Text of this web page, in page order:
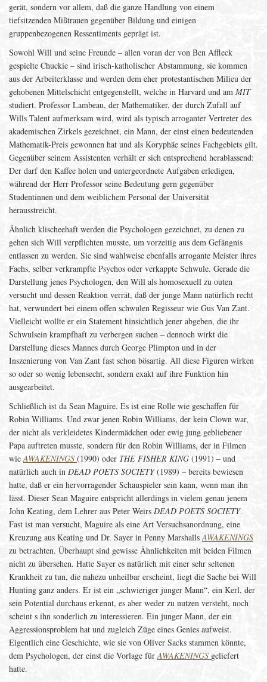
gerät, sondern vor allem, daß die ganze Handlung von einem
tiefsitzenden Mißtrauen gegenüber Bildung und einigen
gruppenbezogenen Ressentiments geprägt ist.
Sowohl Will und seine Freunde – allen voran der von Ben Affleck
gespielte Chuckie – sind irisch-katholischer Abstammung, sie kommen
aus der Arbeiterklasse und werden dem eher protestantischen Milieu der
gehobenen Mittelschicht entgegenstellt, welche in Harvard und am MIT
studiert. Professor Lambeau, der Mathematiker, der durch Zufall auf
Wills Talent aufmerksam wird, wird als typisch arroganter Vertreter des
akademischen Zirkels gezeichnet, ein Mann, der einst einen bedeutenden
Mathematik-Preis gewonnen hat und als Koryphäe seines Fachgebiets gilt.
Gegenüber seinem Assistenten verhält er sich entsprechend herablassend:
Der darf den Kaffee holen und untergeordnete Aufgaben erledigen,
während der Herr Professor seine Bedeutung gern gegenüber
Studentinnen und dem weiblichem Personal der Universität
herausstreicht.
Ähnlich klischeehaft werden die Psychologen gezeichnet, zu denen zu
gehen sich Will verpflichten musste, um vorzeitig aus dem Gefängnis
entlassen zu werden. Sie sind wahlweise ebenfalls arrogante Meister ihres
Fachs, selber verkrampfte Psychos oder verkappte Schwule. Gerade die
Darstellung jenes Psychologen, den Will als homosexuell zu outen
versucht und dessen Reaktion verrät, daß der junge Mann natürlich recht
hat, verwundert bei einem offen schwulen Regisseur wie Gus Van Zant.
Vielleicht wollte er ein Statement hinsichtlich jener abgeben, die ihr
Schwulsein krampfhaft zu verbergen suchen – dennoch wirkt die
Darstellung dieses Mannes durch George Plimpton und in der
Inszenierung von Van Zant fast schon bösartig. All diese Figuren wirken
so oder so wenig lebensecht, sondern exakt auf ihre Funktion hin
ausgearbeitet.
Schließlich ist da Sean Maguire. Es ist eine Rolle wie geschaffen für
Robin Williams. Und zwar jenen Robin Williams, der kein Clown war,
der nicht als verkleidetes Kindermädchen oder ewig jung gebliebener
Papa auftreten musste, sondern für den Robin Williams, der in Filmen
wieAWAKENINGS (1990) oder THE FISHER KING (1991) – und
natürlich auch in DEAD POETS SOCIETY(1989) – bereits bewiesen
hatte, daß er ein hervorragender Schauspieler sein kann, wenn man ihn
lässt. Dieser Sean Maguire entspricht allerdings in vielem genau jenem
John Keating, dem Lehrer aus Peter Weirs DEAD POETS SOCIETY.
Fast ist man versucht, Maguire als eine Art Versuchsanordnung, eine
Kreuzung aus Keating und Dr. Sayer in Penny MarshallsAWAKENINGS
zu betrachten. Überhaupt sind gewisse Ähnlichkeiten mit beiden Filmen
nicht zu übersehen. Hatte Sayer es natürlich mit einer sehr seltenen
Krankheit zu tun, die nahezu unheilbar erscheint, liegt die Sache bei Will
Hunting ganz anders. Er ist ein „schwieriger junger Mann“, ein Kerl, der
sein Potential durchaus erkennt, es aber weder zu nutzen versteht, noch
scheint s ihn sonderlich zu interessieren. Ein junger Mann, der ein
Aggressionsproblem hat und zugleich Züge eines Genies aufweist.
Eigentlich eine Geschichte, wie sie von Oliver Sacks stammen könnte,
dem Psychologen, der einst die Vorlage fürAWAKENINGS geliefert
hatte.